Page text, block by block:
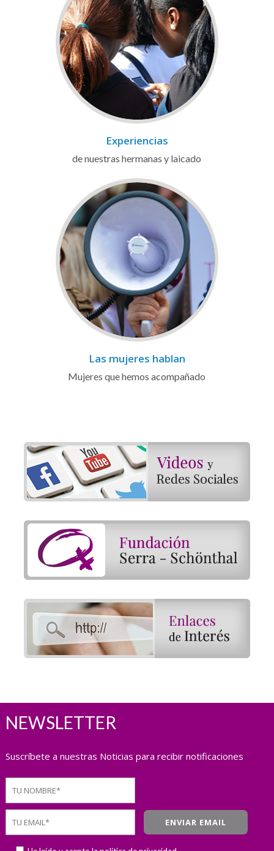
Experiencias
de nuestras hermanas y laicado
Las mujeres hablan
Mujeres que hemos acompañado
NEWSLETTER
Suscríbete a nuestras Noticias para recibir notificaciones